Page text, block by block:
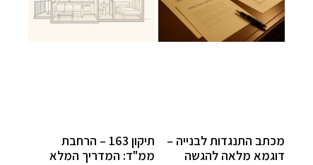
מכתב התנגדות לבנייה –
דוגמא מלאה להגשה
תיקון 163 – הרחבת
ממ"ד: המדריך המלא